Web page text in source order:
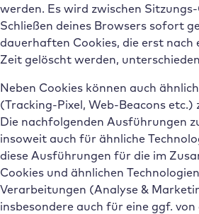
werden. Es wird zwischen
Schließen deines Browsers sofort
dauerhaften Cookies, die erst nach
Zeit gelöscht werden,
Neben Cookies können auch
(Tracking-Pixel, Web-Beacons etc.)
Die nachfolgenden Ausführungen
insoweit auch für ähnliche
diese Ausführungen für die im
Cookies und ähnlichen
Verarbeitungen (Analyse &
insbesondere auch für eine ggf.